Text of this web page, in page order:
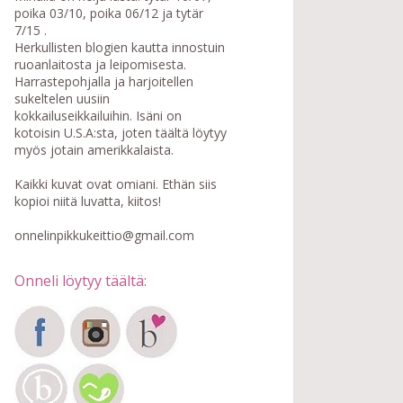
poika 03/10, poika 06/12 ja tytär
7/15 .
Herkullisten blogien kautta innostuin
ruoanlaitosta ja leipomisesta.
Harrastepohjalla ja harjoitellen
sukeltelen uusiin
kokkailuseikkailuihin. Isäni on
kotoisin U.S.A:sta, joten täältä löytyy
myös jotain amerikkalaista.
Kaikki kuvat ovat omiani. Ethän siis
kopioi niitä luvatta, kiitos!
onnelinpikkukeittio@gmail.com
Onneli löytyy täältä: